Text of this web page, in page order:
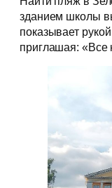
зданием школы
показывает
приглашая: «Все